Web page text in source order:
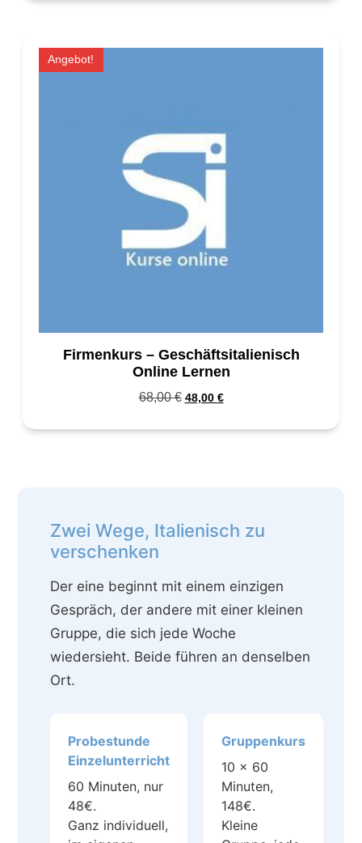
Angebot!
Firmenkurs – Geschäftsitalienisch
Online Lernen
68,00€ 48,00 €
Zwei Wege, Italienisch zu
verschenken
Der eine beginnt mit einem einzigen
Gespräch, der andere mit einer kleinen
Gruppe, die sich jede Woche
wiedersieht. Beide führen an denselben
Ort.
Probestunde
Einzelunterricht
60 Minuten, nur
48€.
Ganz individuell,
Gruppenkurs
10 × 60
Minuten,
148€.
Kleine